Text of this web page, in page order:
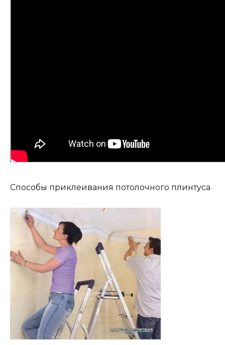
Способы приклеивания потолочного плинтуса